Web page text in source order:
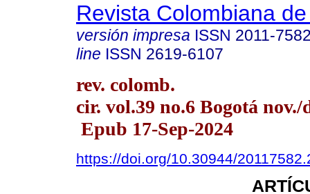
Revista Colombiana
versión impresa ISSN 2011-
line ISSN 2619-6107
rev. colomb.
cir. vol.39 no.6 Bogotá nov./
Epub 17-Sep-2024
https://doi.org/10.30944/